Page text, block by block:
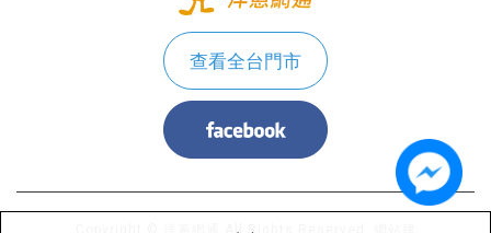
查看全台門市
Copyright © 洋蔥網通 All Rights Reserved.